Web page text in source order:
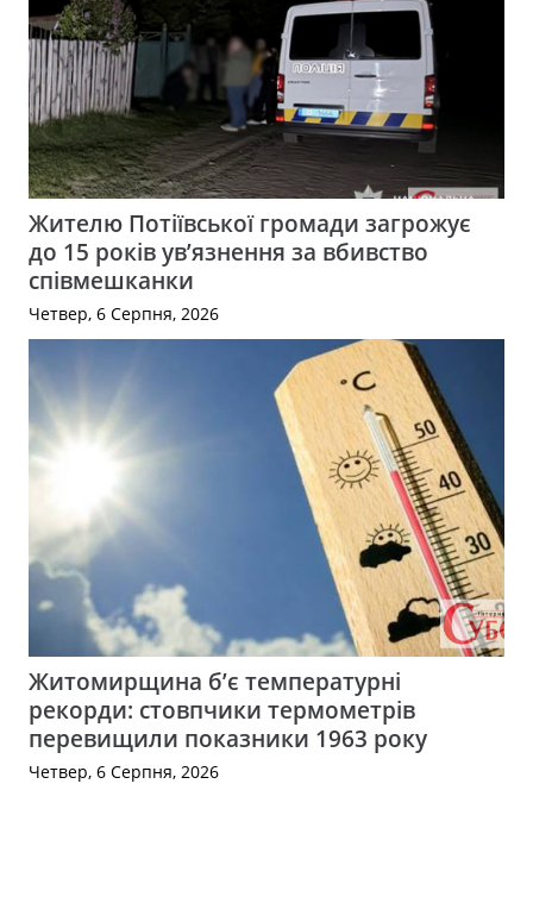
Жителю Потіївської громади загрожує
до 15 років ув’язнення за вбивство
співмешканки
Четвер, 6 Серпня, 2026
Житомирщина б’є температурні
рекорди: стовпчики термометрів
перевищили показники 1963 року
Четвер, 6 Серпня, 2026